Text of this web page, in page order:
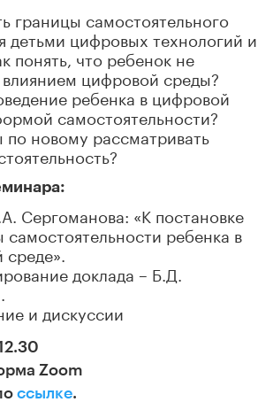
границы самостоятельного
детьми цифровых технологий и
понять, что ребенок не
влиянием цифровой среды?
ребенка в цифровой
самостоятельности?
новому рассматривать
Сергоманова: «К постановке
ребенка в
доклада – Б.Д.
и дискуссии
Zoom
ссылке.